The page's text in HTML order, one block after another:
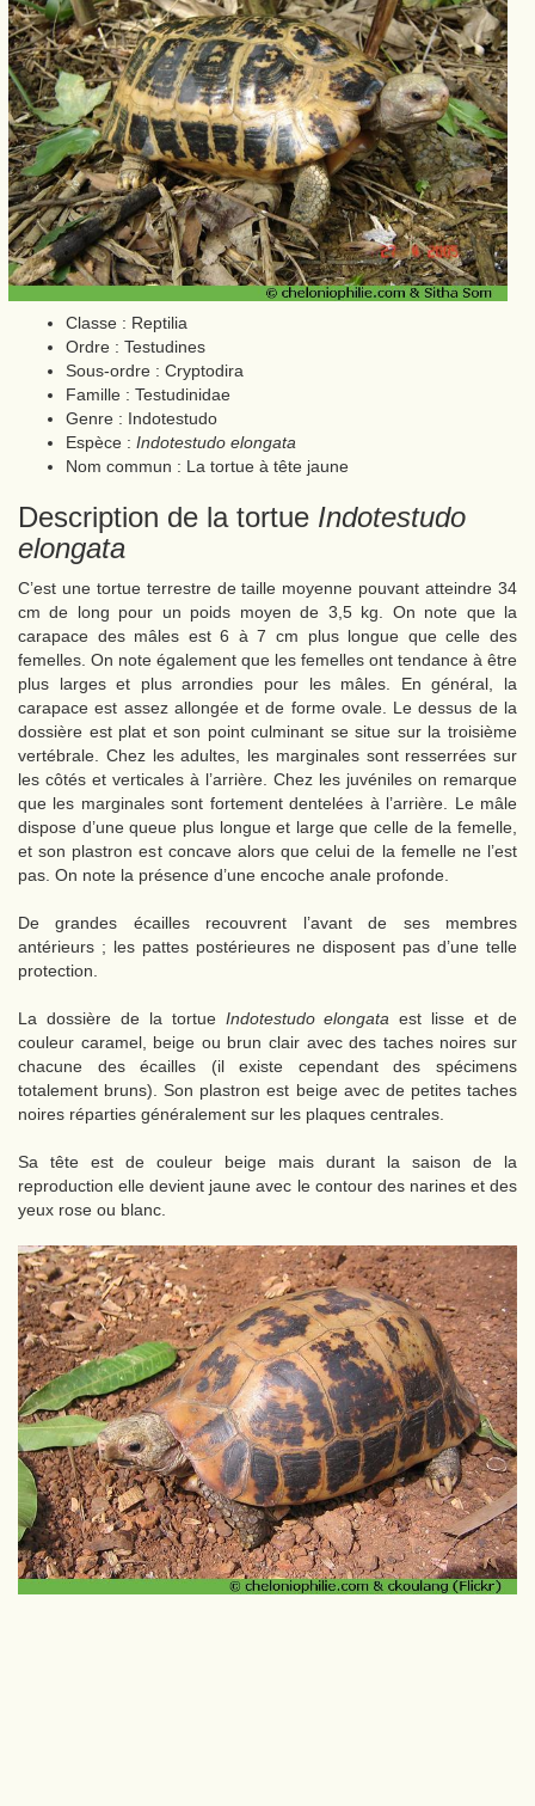
Classe : Reptilia
Ordre : Testudines
Sous-ordre : Cryptodira
Famille : Testudinidae
Genre : Indotestudo
Espèce : Indotestudo elongata
Nom commun : La tortue à tête jaune
Description de la tortue Indotestudo
elongata
C’est une tortue terrestre de taille moyenne pouvant atteindre 34
cm de long pour un poids moyen de 3,5 kg. On note que la
carapace des mâles est 6 à 7 cm plus longue que celle des
femelles. On note également que les femelles ont tendance à être
plus larges et plus arrondies pour les mâles. En général, la
carapace est assez allongée et de forme ovale. Le dessus de la
dossière est plat et son point culminant se situe sur la troisième
vertébrale. Chez les adultes, les marginales sont resserrées sur
les côtés et verticales à l’arrière. Chez les juvéniles on remarque
que les marginales sont fortement dentelées à l’arrière. Le mâle
dispose d’une queue plus longue et large que celle de la femelle,
et son plastron est concave alors que celui de la femelle ne l’est
pas. On note la présence d’une encoche anale profonde.
De grandes écailles recouvrent l’avant de ses membres
antérieurs ; les pattes postérieures ne disposent pas d’une telle
protection.
La dossière de la tortue Indotestudo elongata est lisse et de
couleur caramel, beige ou brun clair avec des taches noires sur
chacune des écailles (il existe cependant des spécimens
totalement bruns). Son plastron est beige avec de petites taches
noires réparties généralement sur les plaques centrales.
Sa tête est de couleur beige mais durant la saison de la
reproduction elle devient jaune avec le contour des narines et des
yeux rose ou blanc.